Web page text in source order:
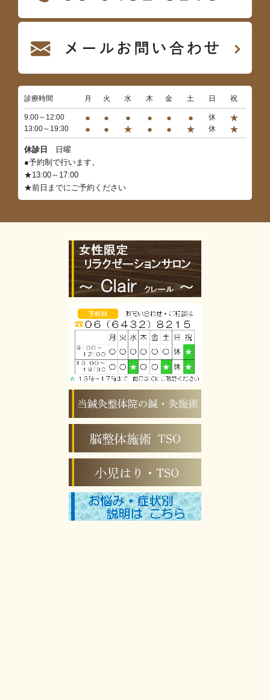
診療時間 月 火 水 木 金 土 日 祝
9:00～12:00 ● ● ● ● ● ● 休 ★
13:00～19:30 ● ● ★ ● ● ★ 休 ★
休診日
日曜
●予約制で行います。
★13:00～17:00
★前日までにご予約ください